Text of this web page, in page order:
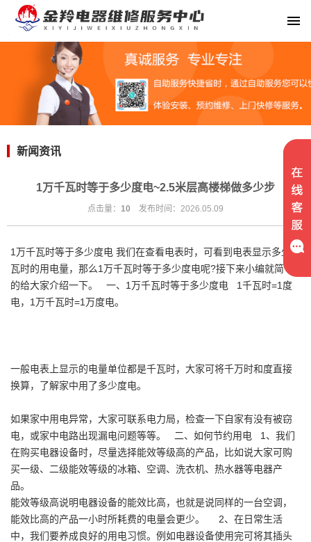
新闻资讯
1万千瓦时等于多少度电~2.5米层高楼梯做多少步
点击量： 10 发布时间：2026.05.09
1万千瓦时等于多少度电 我们在查看电表时，可看到电表显示多少千
瓦时的用电量，那么1万千瓦时等于多少度电呢?接下来小编就简单
的给大家介绍一下。 一、1万千瓦时等于多少度电 1千瓦时=1度
电，1万千瓦时=1万度电。
一般电表上显示的电量单位都是千瓦时，大家可将千万时和度直接
换算，了解家中用了多少度电。
如果家中用电异常，大家可联系电力局，检查一下自家有没有被窃
电，或家中电路出现漏电问题等等。 二、如何节约用电 1、我们
在购买电器设备时，尽量选择能效等级高的产品，比如说大家可购
买一级、二级能效等级的冰箱、空调、洗衣机、热水器等电器产
品。
能效等级高说明电器设备的能效比高，也就是说同样的一台空调，
能效比高的产品一小时所耗费的电量会更少。 2、在日常生活
中，我们要养成良好的用电习惯。例如电器设备使用完可将其插头